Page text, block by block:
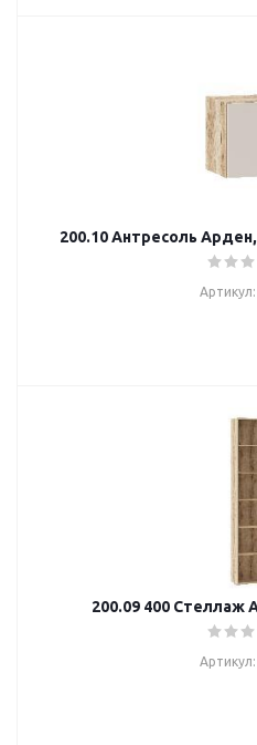
200.10 Антресоль
200.09 400